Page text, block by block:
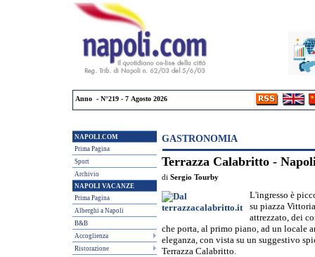
Anno - N°219 - 7 Agosto 2026
NAPOLI.COM
Prima Pagina
Sport
Archivio
NAPOLI VACANZE
Prima Pagina
Alberghi a Napoli
B&B
Accoglienza
Ristorazione
GASTRONOMIA
Terrazza Calabritto -
di Sergio Tourby
L'ingresso è
su piazza
attrezzato, dei
che porta, al primo piano, ad un locale
eleganza, con vista su un suggestivo
Terrazza Calabritto.